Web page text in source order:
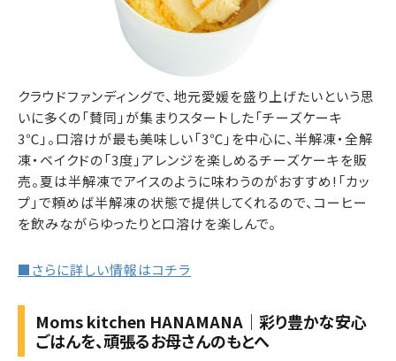
クラウドファンディングで、地元愛媛を盛り上げたいという思
いに多くの「賛同」が集まりスタートした「チーズケーキ
3℃」。口溶けが最も美味しい「3℃」を中心に、半解凍・全解
凍・ベイクドの「3度」アレンジを楽しめるチーズケーキを販
売。夏は半解凍でアイスのように味わうのがおすすめ!「カッ
プ」で頼めば半解凍の状態で提供してくれるので、コーヒー
を飲みながらゆったりと口溶けを楽しんで。
■さらに詳しい情報はコチラ
Moms kitchen HANAMANA｜彩り豊かな安心
ごはんを、頑張るお母さんのもとへ